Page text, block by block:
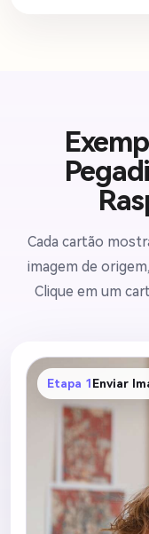
Cada cartão
imagem de
Clique em um
Etapa 1 Enviar